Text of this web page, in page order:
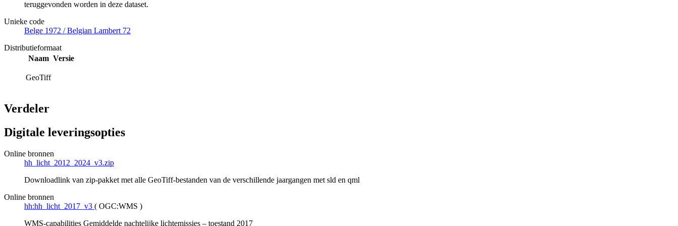
teruggevonden worden in deze dataset.
Unieke code
Belge 1972 / Belgian Lambert 72
Distributieformaat
Naam Versie
GeoTiff
Verdeler
Digitale leveringsopties
Online bronnen
hh_licht_2012_2024_v3.zip
Downloadlink van zip-pakket met alle GeoTiff-bestanden van de verschillende jaargangen met sld en qml
Online bronnen
hh:hh_licht_2017_v3 ( OGC:WMS )
WMS-capabilities Gemiddelde nachtelijke lichtemissies – toestand 2017